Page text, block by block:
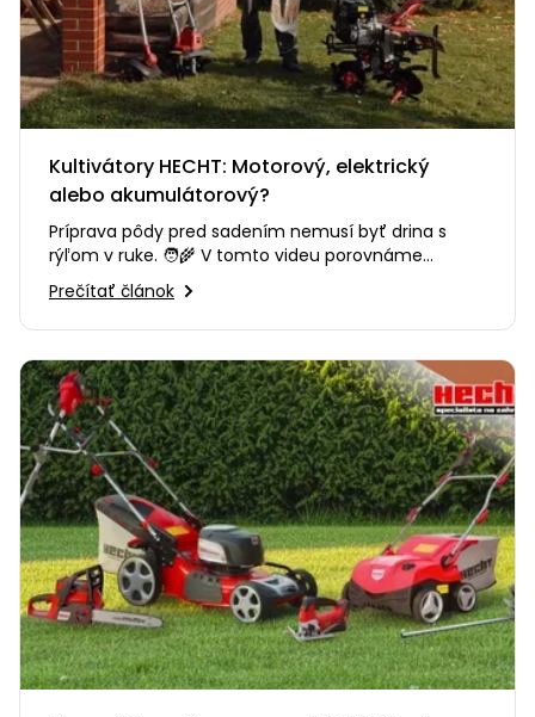
Kultivátory HECHT: Motorový, elektrický
alebo akumulátorový?
Príprava pôdy pred sadením nemusí byť drina s
rýľom v ruke. 🧑‍🌾 V tomto videu porovnáme
kultivátory HECHT a pomôžeme…
Prečítať článok